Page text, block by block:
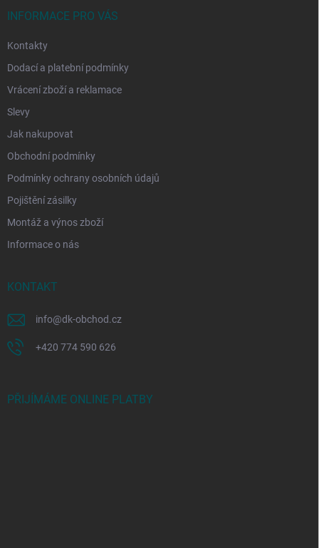
INFORMACE PRO VÁS
Kontakty
Dodací a platební podmínky
Vrácení zboží a reklamace
Slevy
Jak nakupovat
Obchodní podmínky
Podmínky ochrany osobních údajů
Pojištění zásilky
Montáž a výnos zboží
Informace o nás
KONTAKT
info@dk-obchod.cz
+420 774 590 626
PŘIJÍMÁME ONLINE PLATBY